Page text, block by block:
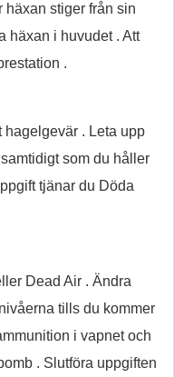
häxan stiger från sin
häxan i huvudet . Att
.
hagelgevär . Leta upp
som du håller
tjänar du Döda
Dead Air . Ändra
tills du kommer
i vapnet och
. Slutföra uppgiften